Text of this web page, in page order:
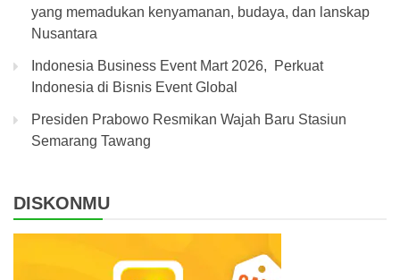
yang memadukan kenyamanan, budaya, dan lanskap
Nusantara
Indonesia Business Event Mart 2026, Perkuat
Indonesia di Bisnis Event Global
Presiden Prabowo Resmikan Wajah Baru Stasiun
Semarang Tawang
DISKONMU